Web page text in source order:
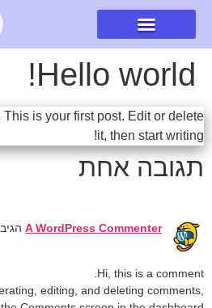
לתוכן
Hello world!
is your first post. Edit or delete
it, then start writing!
תגובה אחת
A WordPress Commenter
Hi, this is a comment.
editing, and deleting comments,